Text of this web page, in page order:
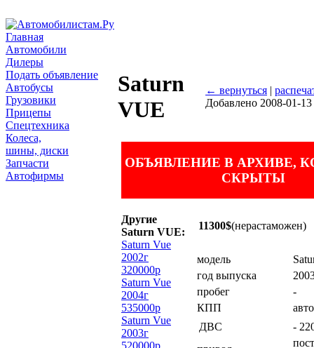
Главная
Автомобили
Дилеры
Подать объявление
Автобусы
Грузовики
Прицепы
Спецтехника
Колеса,
шины, диски
Запчасти
Автофирмы
Saturn
VUE
← вернуться |
Добавлено 2008-01-13
ОБЪЯВЛЕНИЕ В АРХИВЕ,
СКРЫТЫ
Другие
Saturn VUE:
Saturn Vue
2002г
320000р
Saturn Vue
2004г
535000р
Saturn Vue
2003г
520000р
11300$(нерастаможен)
модель
год выпуска
пробег
-
КПП
ДВС
-